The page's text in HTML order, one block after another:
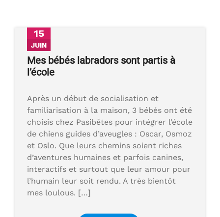
15
JUIN
Mes bébés labradors sont partis à
l’école
Après un début de socialisation et
familiarisation à la maison, 3 bébés ont été
choisis chez Pasibêtes pour intégrer l’école
de chiens guides d’aveugles : Oscar, Osmoz
et Oslo. Que leurs chemins soient riches
d’aventures humaines et parfois canines,
interactifs et surtout que leur amour pour
l’humain leur soit rendu. A très bientôt
mes loulous. […]